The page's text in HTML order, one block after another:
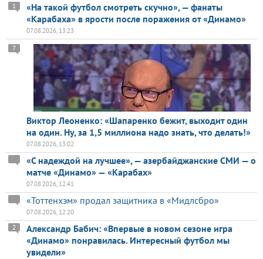
«На такой футбол смотреть скучно», — фанаты
«Карабаха» в ярости после поражения от «Динамо»
1
07.08.2026, 13:23
Виктор Леоненко: «Шапаренко бежит, выходит один
на один. Ну, за 1,5 миллиона надо знать, что делать!»
7
07.08.2026, 13:02
«С надеждой на лучшее», — азербайджанские СМИ — о
матче «Динамо» — «Карабах»
07.08.2026, 12:41
«Тоттенхэм» продал защитника в «Мидлсбро»
07.08.2026, 12:20
Александр Бабич: «Впервые в новом сезоне игра
«Динамо» понравилась. Интересный футбол мы
увидели»
2